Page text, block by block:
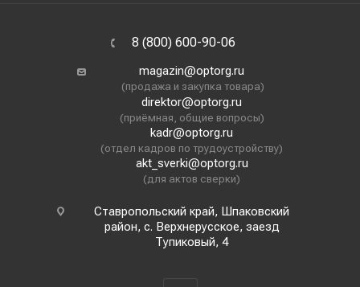
8 (800) 600-90-06
magazin@optorg.ru
(продажа и закупка товара)
direktor@optorg.ru
(приёмная, общие вопросы)
kadr@optorg.ru
(отдел кадров по трудоустройству)
akt_sverki@optorg.ru
(для актов сверки)
Ставропольский край, Шпаковский
район, с. Верхнерусское, заезд
Тупиковый, 4